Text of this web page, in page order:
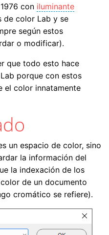
con iluminante
de color Lab y se
según estos
o modificar).
que todo esto hace
porque con estos
el color innatamente
un espacio de color, sino
la información del
la indexación de los
de un documento
cromático se refiere).